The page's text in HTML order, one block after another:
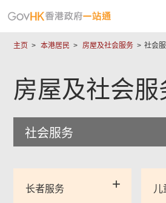
主页 本港居民 房屋及社会服务 社会
房屋及社会服
社会服务
长者服务